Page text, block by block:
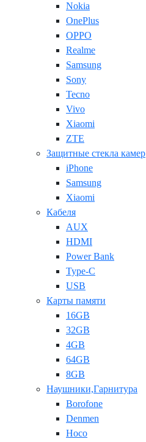
Nokia
OnePlus
OPPO
Realme
Samsung
Sony
Tecno
Vivo
Xiaomi
ZTE
Защитные стекла камер
iPhone
Samsung
Xiaomi
Кабеля
AUX
HDMI
Power Bank
Type-C
USB
Карты памяти
16GB
32GB
4GB
64GB
8GB
Наушники,Гарнитура
Borofone
Denmen
Hoco